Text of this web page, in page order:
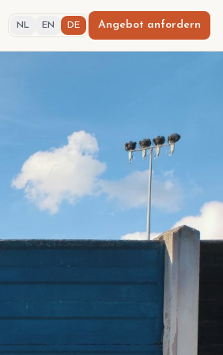
NL EN DE Angebot anfordern